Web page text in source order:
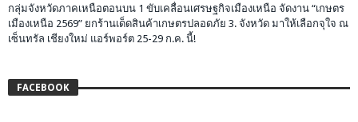
กลุ่มจังหวัดภาคเหนือตอนบน 1 ขับเคลื่อนเศรษฐกิจเมืองเหนือ จัดงาน “เกษตร
เมืองเหนือ 2569” ยกร้านเด็ดสินค้าเกษตรปลอดภัย 3. จังหวัด มาให้เลือกจุใจ ณ
เซ็นทรัล เชียงใหม่ แอร์พอร์ต 25-29 ก.ค. นี้!
FACEBOOK